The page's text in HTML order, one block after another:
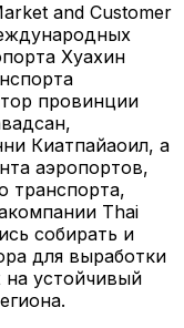
and Customer
Хуахин
провинции
Киатпайаоил, а
аэропортов,
транспорта,
Thai
собирать и
для выработки
на устойчивый